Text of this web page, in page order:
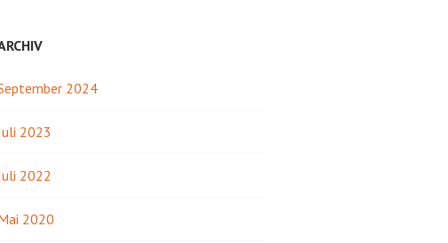
2024
2023
2022
2020